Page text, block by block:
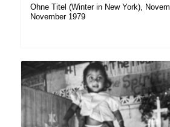
Ohne Titel (Winter in New York),
November 1979